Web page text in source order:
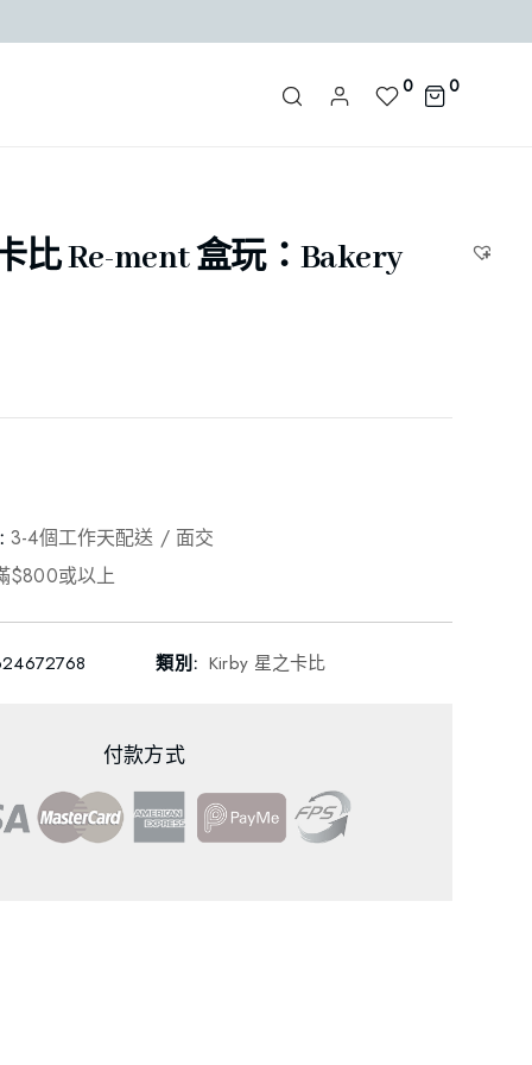
0 0
比 Re-ment 盒玩：Bakery
:3-4個工作天配送 / 面交
$800或以上
類別: Kirby 星之卡比
付款方式